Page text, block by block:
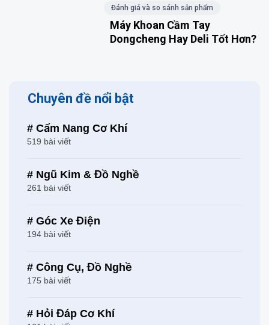
Đánh giá và so sánh sản phẩm
Máy Khoan Cầm Tay
Dongcheng Hay Deli Tốt Hơn?
Chuyên đề nổi bật
# Cẩm Nang Cơ Khí
519 bài viết
# Ngũ Kim & Đồ Nghề
261 bài viết
# Góc Xe Điện
194 bài viết
# Công Cụ, Đồ Nghề
175 bài viết
# Hỏi Đáp Cơ Khí